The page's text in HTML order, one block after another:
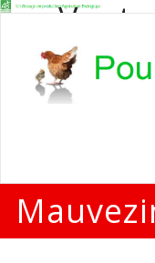
Vente en